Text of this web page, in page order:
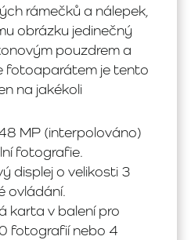
rámečků a nálepek,
obrázku jedinečný
pouzdrem a
fotoaparátem je tento
na jakékoli
MP (interpolováno)
fotografie.
displej o velikosti 3
ovládání.
karta v balení pro
fotografií nebo 4